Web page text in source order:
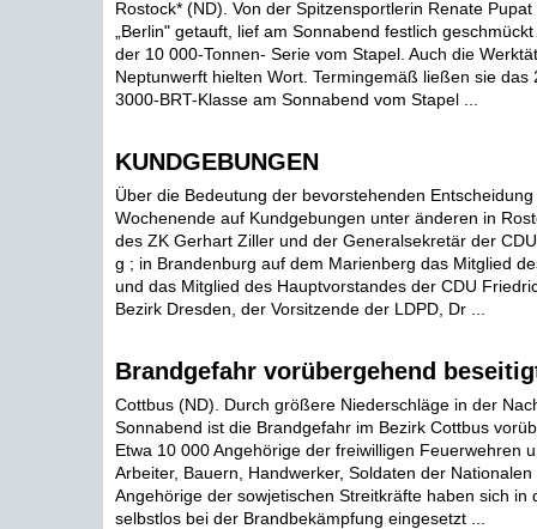
Rostock* (ND). Von der Spitzensportlerin Renate
„Berlin" getauft, lief am Sonnabend festlich
der 10 000-Tonnen- Serie vom Stapel. Auch die
Neptunwerft hielten Wort. Termingemäß ließen sie das
3000-BRT-Klasse am Sonnabend vom Stapel ...
KUNDGEBUNGEN
Über die Bedeutung der bevorstehenden
Wochenende auf Kundgebungen unter änderen in
des ZK Gerhart Ziller und der Generalsekretär der
g ; in Brandenburg auf dem Marienberg das Mitglied
und das Mitglied des Hauptvorstandes der CDU
Bezirk Dresden, der Vorsitzende der LDPD, Dr ...
Brandgefahr vorübergehend
Cottbus (ND). Durch größere Niederschläge in der
Sonnabend ist die Brandgefahr im Bezirk Cottbus
Etwa 10 000 Angehörige der freiwilligen Feuerwehren
Arbeiter, Bauern, Handwerker, Soldaten der
Angehörige der sowjetischen Streitkräfte haben sich in
selbstlos bei der Brandbekämpfung eingesetzt ...